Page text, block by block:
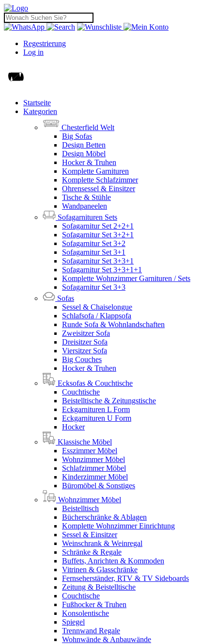
Regestrierung
Log in
Startseite
Kategorien
Chesterfield Welt
Big Sofas
Design Betten
Design Möbel
Hocker & Truhen
Komplette Garnituren
Komplette Schlafzimmer
Ohrensessel & Einsitzer
Tische & Stühle
Wandpaneelen
Sofagarnituren Sets
Sofagarnitur Set 2+2+1
Sofagarnitur Set 3+2+1
Sofagarnitur Set 3+2
Sofagarnitur Set 3+1
Sofagarnitur Set 3+3+1
Sofagarnitur Set 3+3+1+1
Komplette Wohnzimmer Garnituren / Sets
Sofagarnitur Set 3+3
Sofas
Sessel & Chaiselongue
Schlafsofa / Klappsofa
Runde Sofa & Wohnlandschaften
Zweisitzer Sofa
Dreisitzer Sofa
Viersitzer Sofa
Big Couches
Hocker & Truhen
Ecksofas & Couchtische
Couchtische
Beistelltische & Zeitungstische
Eckgarnituren L Form
Eckgarnituren U Form
Hocker
Klassische Möbel
Esszimmer Möbel
Wohnzimmer Möbel
Schlafzimmer Möbel
Kinderzimmer Möbel
Büromöbel & Sonstiges
Wohnzimmer Möbel
Beistelltisch
Bücherschränke & Ablagen
Komplette Wohnzimmer Einrichtung
Sessel & Einsitzer
Weinschrank & Weinregal
Schränke & Regale
Buffets, Anrichten & Kommoden
Vitrinen & Glasschränke
Fernseherständer, RTV & TV Sideboards
Zeitung & Beistelltische
Couchtische
Fußhocker & Truhen
Konsolentische
Spiegel
Trennwand Regale
Wohnwände & Anbauwände